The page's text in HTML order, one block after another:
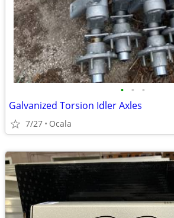
• • •
Galvanized Torsion Idler Axles
7/27 Ocala